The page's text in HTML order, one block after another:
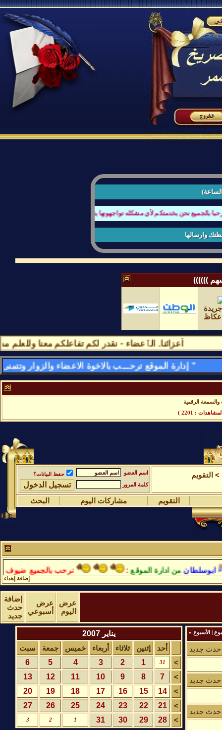
بالجميع نحن بخدمتكم لأي مشكله تواجهونها بتصفح المنتدى او عند كتابة الردود أو
وارسالها
))))))
أعزائنا. الٱعضاء - نقدر لكم تفاعلكم معنا وللعلم
والسمعة الرقمية
: 2201 )
> التقويم اسم العضو
حفظ البيانات؟
كلمة المرور
التقويم مشاركات اليوم البحث
من ادارة الموقع : نرحب بالجميع ضيوف
إضافة إهداء
عرض
اليوم
عرض
أسبوعي
إضافة
حدث
جديد
| الأسبوع »
حدث جديد
حدث جديد
حدث جديد
يناير 2007
أحد إثنين ثلاثاء أربعاء خميس جمعة
سبت
>
31
1
2
3
4
5
6
>
7
8
9
10
11
12
13
>
14
15
16
17
18
19
20
>
21
22
23
24
25
26
27
>
28
29
30
31
1
2
3